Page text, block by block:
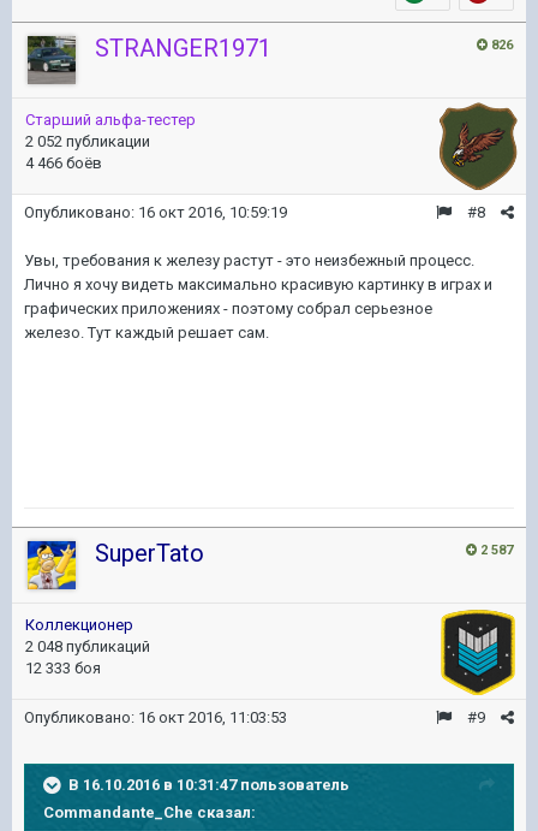
826
STRANGER1971
Старший альфа-тестер
2 052 публикации
4 466 боёв
#8
Опубликовано: 16 окт 2016, 10:59:19
Увы, требования к железу растут - это неизбежный процесс.
Лично я хочу видеть максимально красивую картинку в играх и
графических приложениях - поэтому собрал серьезное
железо. Тут каждый решает сам.
2 587
SuperTato
Коллекционер
2 048 публикаций
12 333 боя
#9
Опубликовано: 16 окт 2016, 11:03:53
В 16.10.2016 в 10:31:47 пользователь
Commandante_Che сказал: